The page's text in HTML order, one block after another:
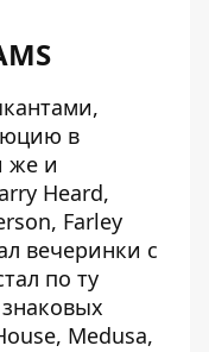
в
же и
Heard,
Farley
вечеринки с
по ту
Medusa,